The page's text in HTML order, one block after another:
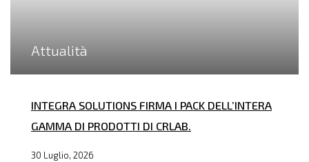
Attualità
INTEGRA SOLUTIONS FIRMA I PACK DELL’INTERA
GAMMA DI PRODOTTI DI CRLAB.
30 Luglio, 2026